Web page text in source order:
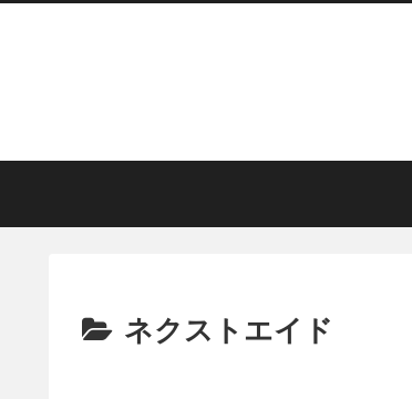
ネクストエイド